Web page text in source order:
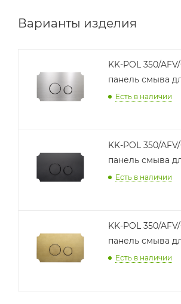
Варианты изделия
KK-POL 350/
панель смыва
Есть в наличии
KK-POL 350/
панель смыва
Есть в наличии
KK-POL 350/
панель смыва
Есть в наличии